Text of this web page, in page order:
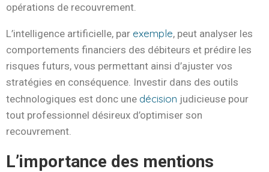
opérations de recouvrement.
L’intelligence artificielle, par exemple, peut analyser les
comportements financiers des débiteurs et prédire les
risques futurs, vous permettant ainsi d’ajuster vos
stratégies en conséquence. Investir dans des outils
technologiques est donc une décision judicieuse pour
tout professionnel désireux d’optimiser son
recouvrement.
L’importance des mentions